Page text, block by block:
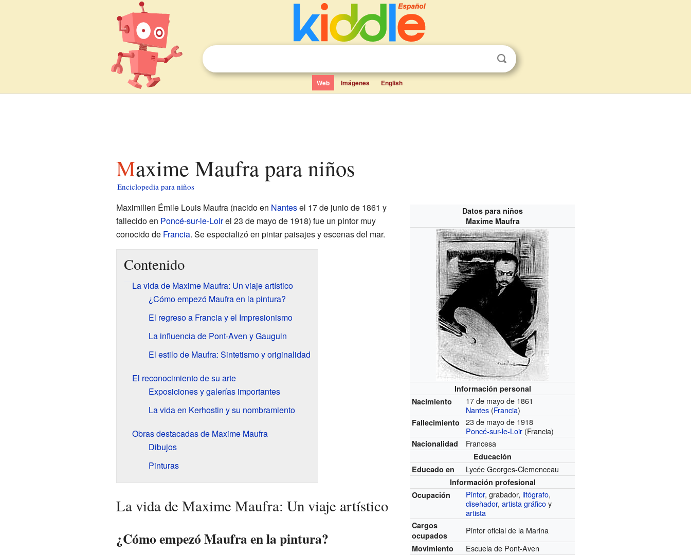
Web Imágenes English
Maxime Maufra para niños
Enciclopedia para niños
Datos para niños
Maxime Maufra
Información personal
Nacimiento
17 de mayo de 1861
Nantes (Francia)
Fallecimiento
23 de mayo de 1918
Poncé-sur-le-Loir (Francia)
Nacionalidad Francesa
Educación
Educado en
Lycée Georges-Clemenceau
Información profesional
Ocupación
Pintor, grabador, litógrafo,
diseñador,artista gráficoy
artista
Cargos
ocupados
Pintor oficial de la Marina
Movimiento Escuela de Pont-Aven
Maximilien Émile Louis Maufra (nacido en Nantesel 17 de junio de 1861 y
fallecido en Poncé-sur-le-Loirel 23 de mayo de 1918) fue un pintor muy
conocido de Francia. Se especializó en pintar paisajes y escenas del mar.
Contenido
La vida de Maxime Maufra: Un viaje artístico
¿Cómo empezó Maufra en la pintura?
El regreso a Francia y el Impresionismo
La influencia de Pont-Aven y Gauguin
El estilo de Maufra: Sintetismo y originalidad
El reconocimiento de su arte
Exposiciones y galerías importantes
La vida en Kerhostin y su nombramiento
Obras destacadas de Maxime Maufra
Dibujos
Pinturas
La vida de Maxime Maufra: Un viaje artístico
¿Cómo empezó Maufra en la pintura?